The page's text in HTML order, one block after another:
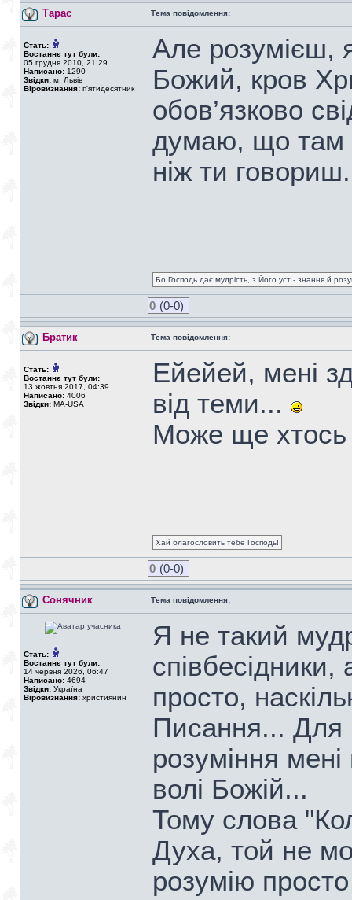
Тарас Тема повідомлення:
Стать:
Востаннє тут були:
05 грудня 2010, 21:29
Написано: 1290
Звідки: м. Львів
Віровизнання: п'ятидесятник
Але розумієш,
Божий, кров
обов’язково
думаю, що там
ніж ти говориш.
Бо Господь дає мудрість, з Його уст - знання й
0 (0-0)
Братик Тема повідомлення:
Стать:
Востаннє тут були:
13 жовтня 2017, 04:39
Написано: 4006
Звідки: MA-USA
Ейейей, мені
від теми...
Може ще
Хай благословить тебе Господь!
0 (0-0)
Сонячник Тема повідомлення:
Стать:
Востаннє тут були:
14 червня 2026, 06:47
Написано: 4694
Звідки: Україна
Віровизнання: християнин
Я не такий
співбесідники,
просто,
Писання... Для
розуміння
волі Божій...
Тому слова
Духа, той не
розумію